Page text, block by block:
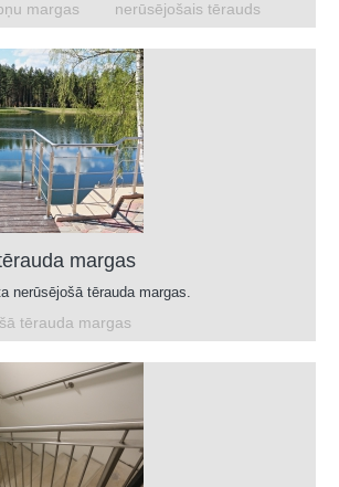
margas nerūsējošais tērauds
margas
nerūsējošā tērauda margas.
tērauda margas